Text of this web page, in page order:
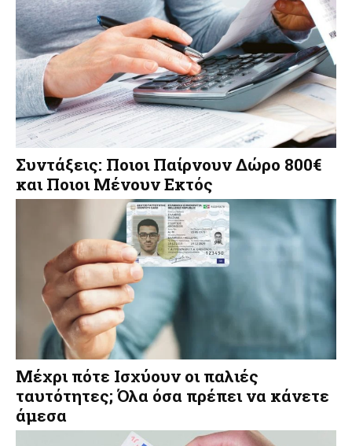
Συντάξεις: Ποιοι Παίρνουν Δώρο 800€
και Ποιοι Μένουν Εκτός
Μέχρι πότε Ισχύουν οι παλιές
ταυτότητες; Όλα όσα πρέπει να κάνετε
άμεσα